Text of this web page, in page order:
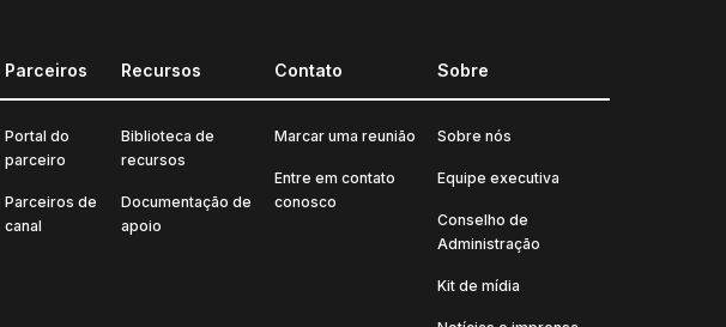
Parceiros
Portal do
parceiro
Parceiros de
canal
Recursos
Biblioteca de
recursos
Documentação de
apoio
Contato
Marcar uma reunião
Entre em contato
conosco
Sobre
Sobre nós
Equipe executiva
Conselho de
Administração
Kit de mídia